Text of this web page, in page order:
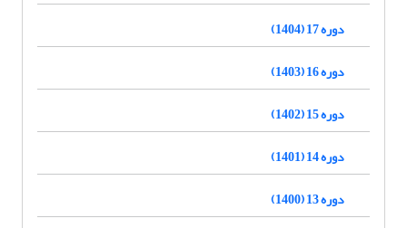
دوره 17 (1404)
دوره 16 (1403)
دوره 15 (1402)
دوره 14 (1401)
دوره 13 (1400)